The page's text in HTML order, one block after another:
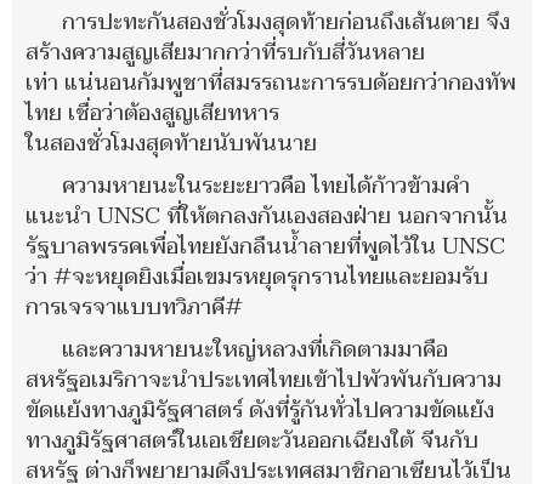
การปะทะกันสองชั่วโมงสุดท้ายก่อนถึงเส้นตาย จึง
สร้างความสูญเสียมากกว่าที่รบกับสี่วันหลาย
เท่า แน่นอนกัมพูชาที่สมรรถนะการรบด้อยกว่ากองทัพ
ไทย เชื่อว่าต้องสูญเสียทหาร
ในสองชั่วโมงสุดท้ายนับพันนาย
ความหายนะในระยะยาวคือ ไทยได้ก้าวข้ามคำ
แนะนำ UNSC ที่ให้ตกลงกันเองสองฝ่าย นอกจากนั้น
รัฐบาลพรรคเพื่อไทยยังกลืนน้ำลายที่พูดไว้ใน UNSC
ว่า #จะหยุดยิงเมื่อเขมรหยุดรุกรานไทยและยอมรับ
การเจรจาแบบทวิภาคี#
และความหายนะใหญ่หลวงที่เกิดตามมาคือ
สหรัฐอเมริกาจะนำประเทศไทยเข้าไปพัวพันกับความ
ขัดแย้งทางภูมิรัฐศาสตร์ ดังที่รู้กันทั่วไปความขัดแย้ง
ทางภูมิรัฐศาสตร์ในเอเชียตะวันออกเฉียงใต้ จีนกับ
สหรัฐ ต่างก็พยายามดึงประเทศสมาชิกอาเซียนไว้เป็น